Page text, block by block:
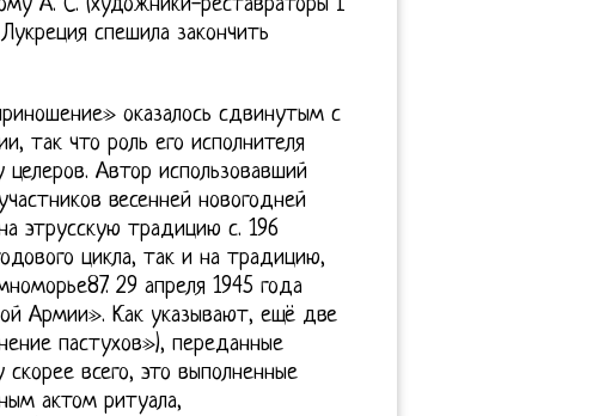
спешила закончить
оказалось сдвинутым с
так что роль его исполнителя
Автор использовавший
весенней новогодней
этрусскую традицию с. 196
цикла, так и на традицию,
29 апреля 1945 года
Армии». Как указывают, ещё две
пастухов»), переданные
всего, это выполненные
актом ритуала,